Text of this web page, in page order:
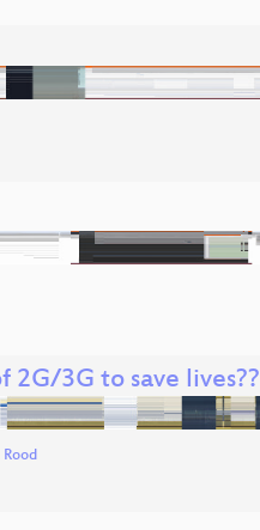
2G/3G to save lives??